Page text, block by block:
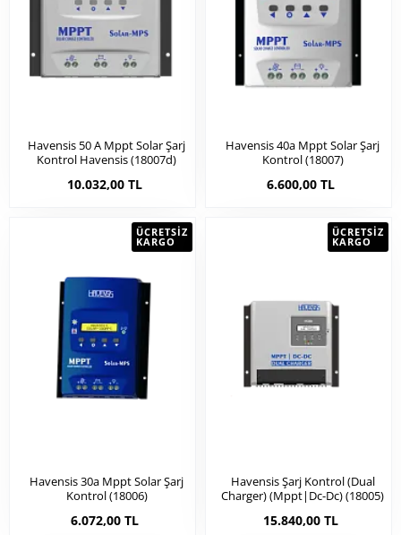
Havensis 50 A Mppt Solar Şarj
Kontrol Havensis (18007d)
10.032,00 TL
Havensis 40a Mppt Solar Şarj
Kontrol (18007)
6.600,00 TL
ÜCRETSIZ
KARGO
Havensis 30a Mppt Solar Şarj
Kontrol (18006)
6.072,00 TL
ÜCRETSIZ
KARGO
Havensis Şarj Kontrol (dual
Charger) (mppt|dc-Dc) (18005)
15.840,00 TL